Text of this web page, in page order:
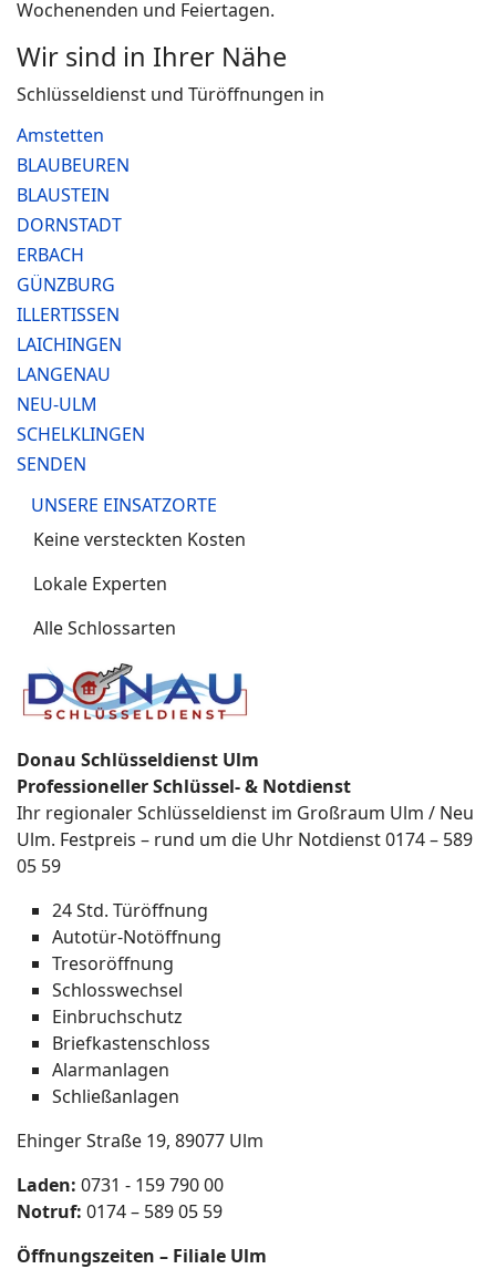
Wochenenden und Feiertagen.
Wir sind in Ihrer Nähe
Schlüsseldienst und Türöffnungen in
Amstetten
BLAUBEUREN
BLAUSTEIN
DORNSTADT
ERBACH
GÜNZBURG
ILLERTISSEN
LAICHINGEN
LANGENAU
NEU-ULM
SCHELKLINGEN
SENDEN
UNSERE EINSATZORTE
Keine versteckten Kosten
Lokale Experten
Alle Schlossarten
Donau Schlüsseldienst Ulm
Professioneller Schlüssel- & Notdienst
Ihr regionaler Schlüsseldienst im Großraum Ulm / Neu
Ulm. Festpreis – rund um die Uhr Notdienst 0174 – 589
05 59
24 Std. Türöffnung
Autotür-Notöffnung
Tresoröffnung
Schlosswechsel
Einbruchschutz
Briefkastenschloss
Alarmanlagen
Schließanlagen
Ehinger Straße 19, 89077 Ulm
Laden: 0731 - 159 790 00
Notruf: 0174 – 589 05 59
Öffnungszeiten – Filiale Ulm